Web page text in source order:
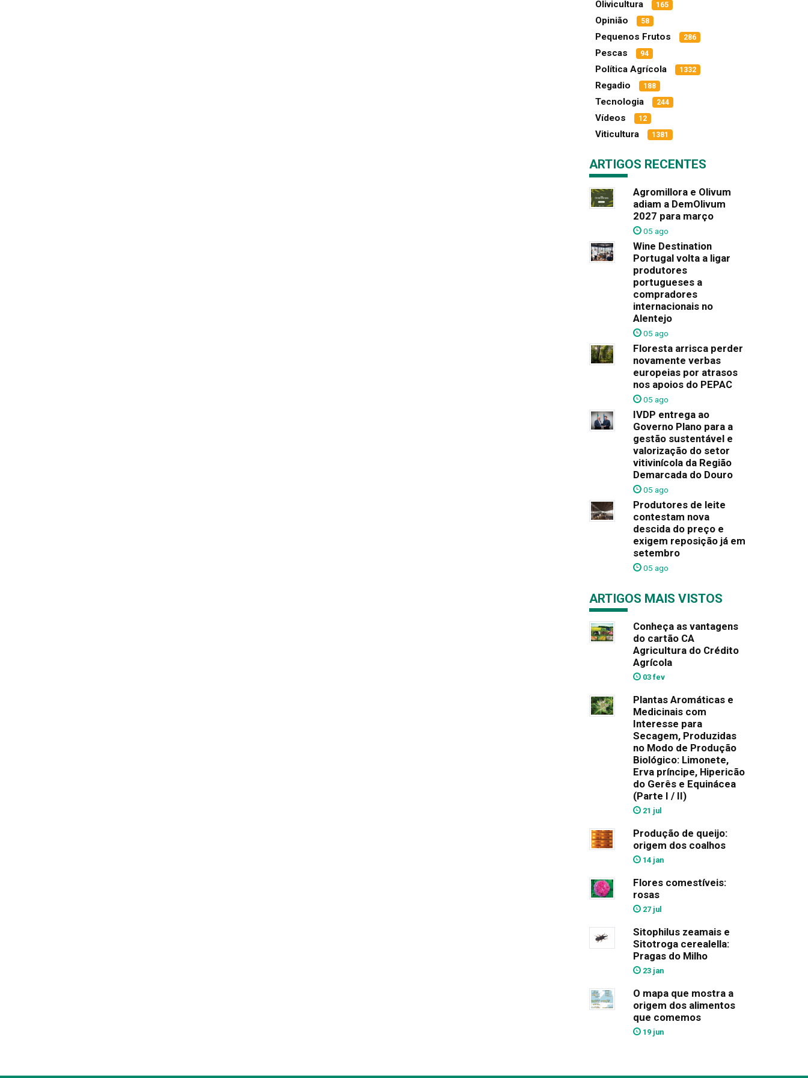
Olivicultura 165
Opinião 58
Pequenos Frutos 286
Pescas 94
Política Agrícola 1332
Regadio 188
Tecnologia 244
Vídeos 12
Viticultura 1381
ARTIGOS RECENTES
Agromillora e Olivum
adiam a DemOlivum
2027 para março
05 ago
Wine Destination
Portugal volta a ligar
produtores
portugueses a
compradores
internacionais no
Alentejo
05 ago
Floresta arrisca perder
novamente verbas
europeias por atrasos
nos apoios do PEPAC
05 ago
IVDP entrega ao
Governo Plano para a
gestão sustentável e
valorização do setor
vitivinícola da Região
Demarcada do Douro
05 ago
Produtores de leite
contestam nova
descida do preço e
exigem reposição já em
setembro
05 ago
ARTIGOS MAIS VISTOS
Conheça as vantagens
do cartão CA
Agricultura do Crédito
Agrícola
03 fev
Plantas Aromáticas e
Medicinais com
Interesse para
Secagem, Produzidas
no Modo de Produção
Biológico: Limonete,
Erva príncipe, Hipericão
do Gerês e Equinácea
(Parte I / II)
21 jul
Produção de queijo:
origem dos coalhos
14 jan
Flores comestíveis:
rosas
27 jul
Sitophilus zeamais e
Sitotroga cerealella:
Pragas do Milho
23 jan
O mapa que mostra a
origem dos alimentos
que comemos
19 jun